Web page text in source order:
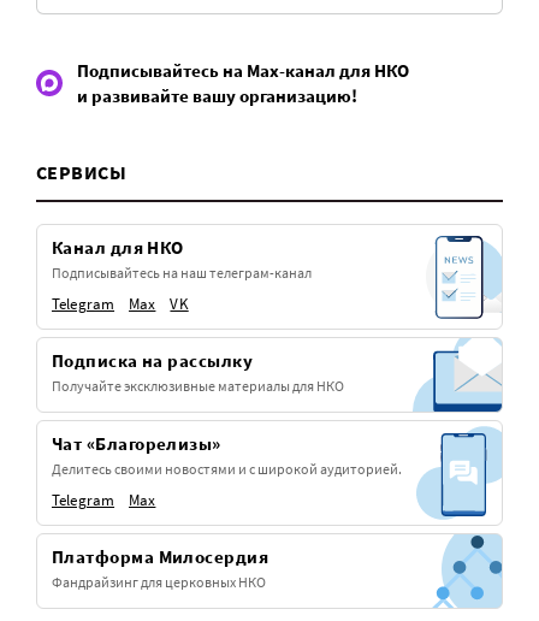
Подписывайтесь на Max-канал для НКО
и развивайте вашу организацию!
СЕРВИСЫ
Канал для НКО
Подписывайтесь на наш телеграм-канал
Telegram Max VK
Подписка на рассылку
Получайте эксклюзивные материалы для НКО
Чат «Благорелизы»
Делитесь своими новостями и с широкой аудиторией.
Telegram Max
Платформа Милосердия
Фандрайзинг для церковных НКО